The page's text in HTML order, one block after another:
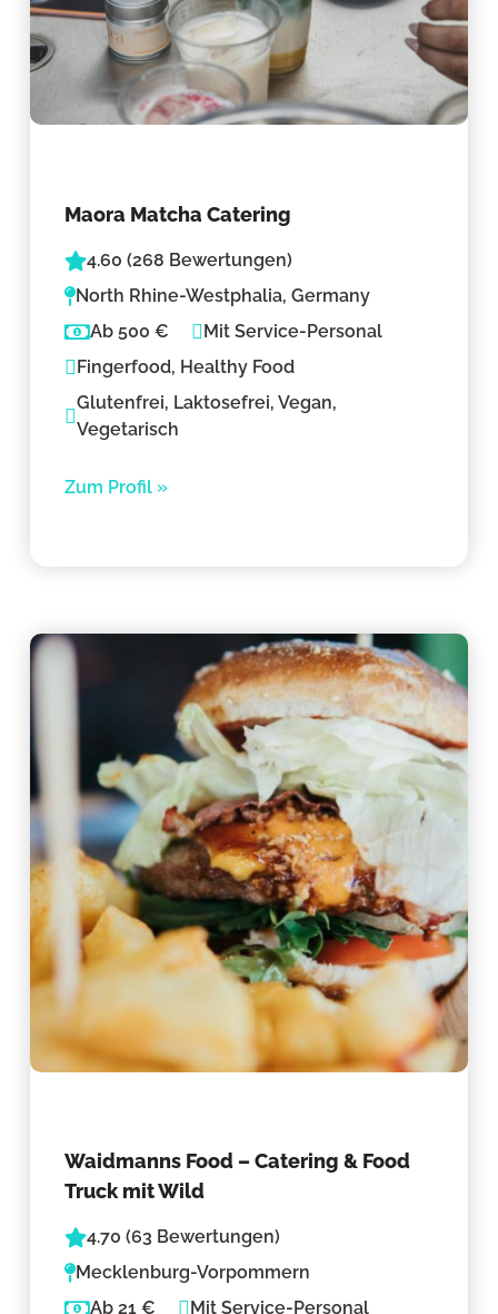
Maora Matcha Catering
4.60 (268 Bewertungen)
North Rhine-Westphalia, Germany
Ab 500 €
Mit Service-Personal
Fingerfood, Healthy Food
Glutenfrei, Laktosefrei, Vegan,
Vegetarisch
Zum Profil »
Waidmanns Food – Catering & Food
Truck mit Wild
4.70 (63 Bewertungen)
Mecklenburg-Vorpommern
Ab 21 €
Mit Service-Personal